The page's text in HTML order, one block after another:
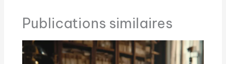
Publications similaires